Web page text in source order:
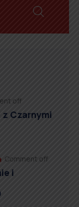
off
Czarnymi
Comment off
i